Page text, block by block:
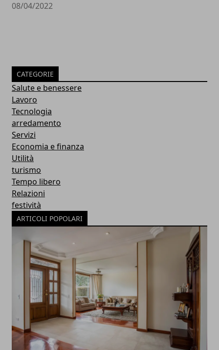
08/04/2022
CATEGORIE
Salute e benessere
Lavoro
Tecnologia
arredamento
Servizi
Economia e finanza
Utilità
turismo
Tempo libero
Relazioni
festività
ARTICOLI POPOLARI